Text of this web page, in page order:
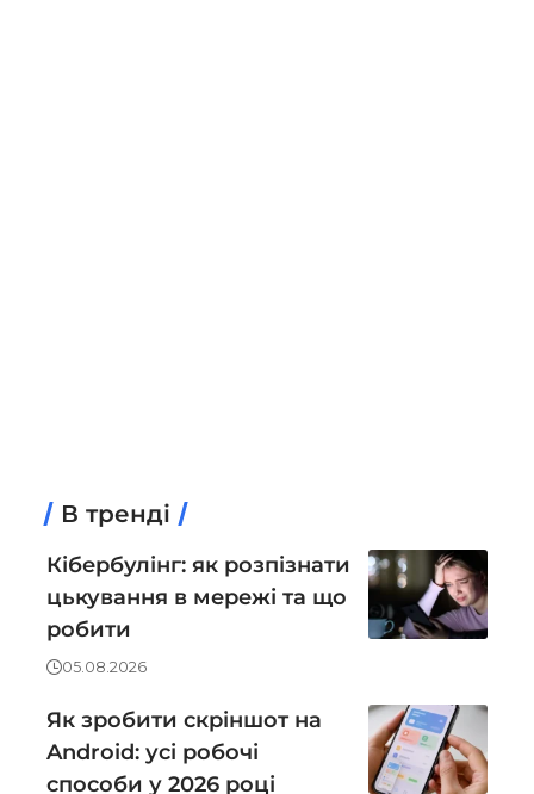
В тренді
Кібербулінг: як розпізнати
цькування в мережі та що
робити
05.08.2026
Як зробити скріншот на
Android: усі робочі
способи у 2026 році